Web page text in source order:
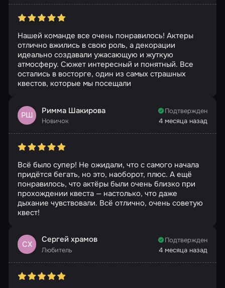
Нашей команде все очень понравилось! Актеры
отлично вжились в свою роль, а декорации
идеально создавали ужасающую и жуткую
атмосферу. Сюжет интересный и понятный. Все
остались в восторге, один из самых страшных
квестов, которые мы посещали
РШ Римма Шакирова
Новичок
Подтвержден
4 месяца назад
Всё было супер! Не ожидали, что с самого начала
придётся бегать, но это, наоборот, плюс. А ещё
понравилось, что актёры были очень близко при
прохождении квеста — настолько, что даже
дыхание чувствовали. Всё отлично, очень советую
квест!
СХ Сергей храмов
Любитель
Подтвержден
4 месяца назад